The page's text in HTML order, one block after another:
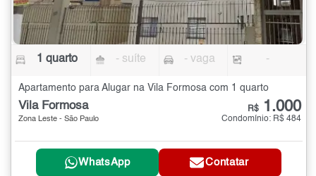
1 quarto - suíte - vaga -
Apartamento para Alugar na Vila Formosa com 1 quarto
Vila Formosa
Zona Leste - São Paulo
R$ 1.000
Condomínio: R$ 484
WhatsApp Contatar